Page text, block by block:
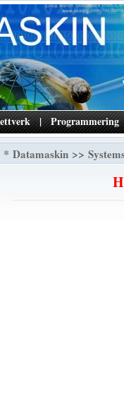
| Programmering
* Datamaskin >>